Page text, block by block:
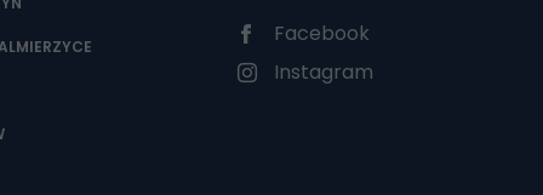
Facebook
Instagram